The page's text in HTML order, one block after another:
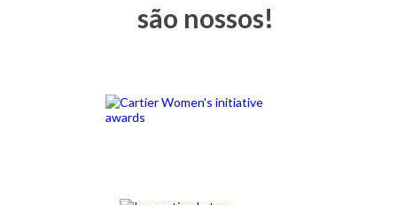
são nossos!